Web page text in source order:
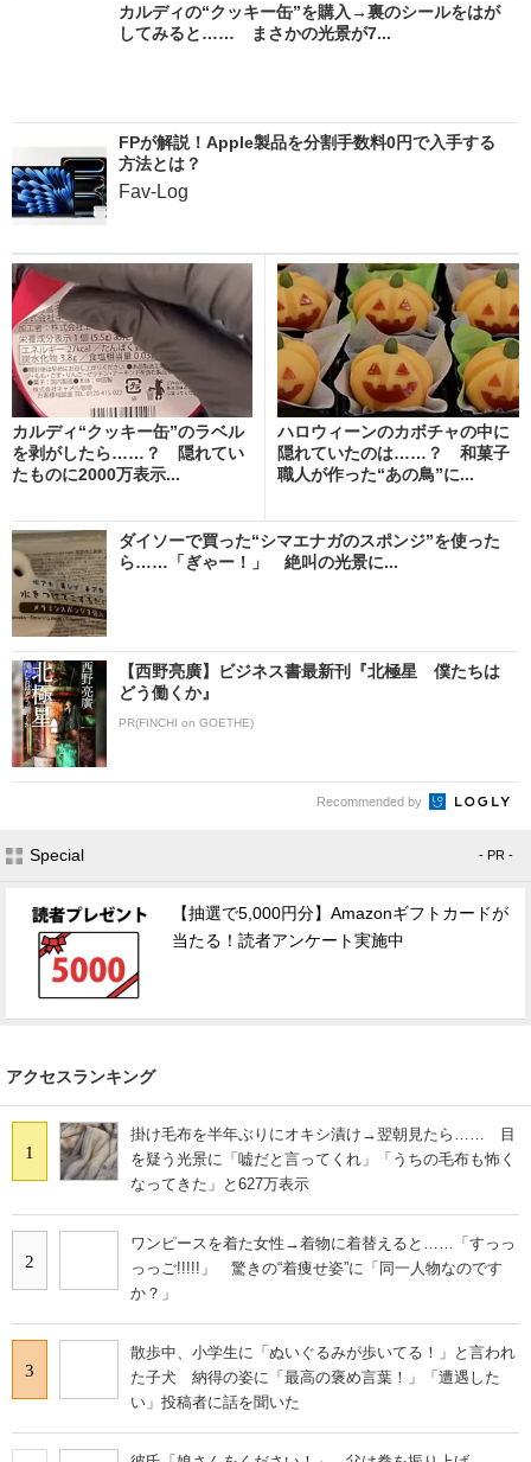
カルディの“クッキー缶”を購入→裏のシールをはが
してみると…… まさかの光景が7...
FPが解説！Apple製品を分割手数料0円で入手する
方法とは？
Fav-Log
カルディ“クッキー缶”のラベル
を剥がしたら……？ 隠れてい
たものに2000万表示...
ハロウィーンのカボチャの中に
隠れていたのは……？ 和菓子
職人が作った“あの鳥”に...
ダイソーで買った“シマエナガのスポンジ”を使った
ら……「ぎゃー！」 絶叫の光景に...
【西野亮廣】ビジネス書最新刊『北極星 僕たちは
どう働くか』
PR(FINCHI on GOETHE)
Recommended by
Special - PR -
【抽選で5,000円分】Amazonギフトカードが
当たる！読者アンケート実施中
アクセスランキング
1
掛け毛布を半年ぶりにオキシ漬け→翌朝見たら…… 目
を疑う光景に「嘘だと言ってくれ」「うちの毛布も怖く
なってきた」と627万表示
2
ワンピースを着た女性→着物に着替えると……「すっっ
っっご!!!!!」 驚きの“着痩せ姿”に「同一人物なのです
か？」
3
散歩中、小学生に「ぬいぐるみが歩いてる！」と言われ
た子犬 納得の姿に「最高の褒め言葉！」「遭遇した
い」投稿者に話を聞いた